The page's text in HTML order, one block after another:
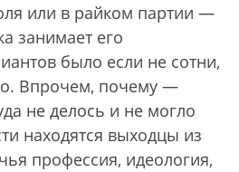
или в райком партии —
занимает его
было если не сотни,
Впрочем, почему —
не делось и не могло
находятся выходцы из
профессия, идеология,